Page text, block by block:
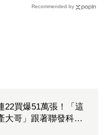
Recommended by
22買爆51萬張！「這
大哥」跟著聯發科發